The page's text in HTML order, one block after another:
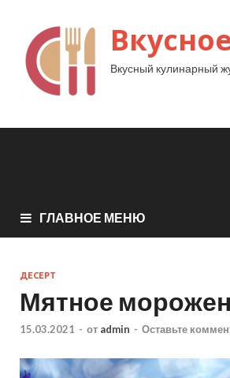
Вкусный кулинарный
ГЛАВНОЕ МЕНЮ
ДЕСЕРТ
Мятное
15.03.2021 - от admin - Оставьте